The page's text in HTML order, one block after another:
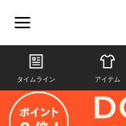
タイムライン アイテム